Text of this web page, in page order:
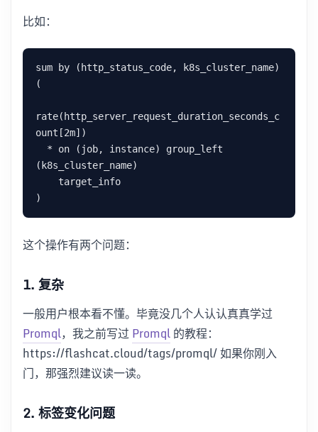
比如：
sum by (http_status_code, k8s_cluster_name)
(
rate(http_server_request_duration_seconds_c
ount[2m])
(k8s_cluster_name)
这个操作有两个问题：
1. 复杂
一般用户根本看不懂。毕竟没几个人认认真真学过
Promql，我之前写过Promql的教程：
https://flashcat.cloud/tags/promql/ 如果你刚入
门，那强烈建议读一读。
2. 标签变化问题